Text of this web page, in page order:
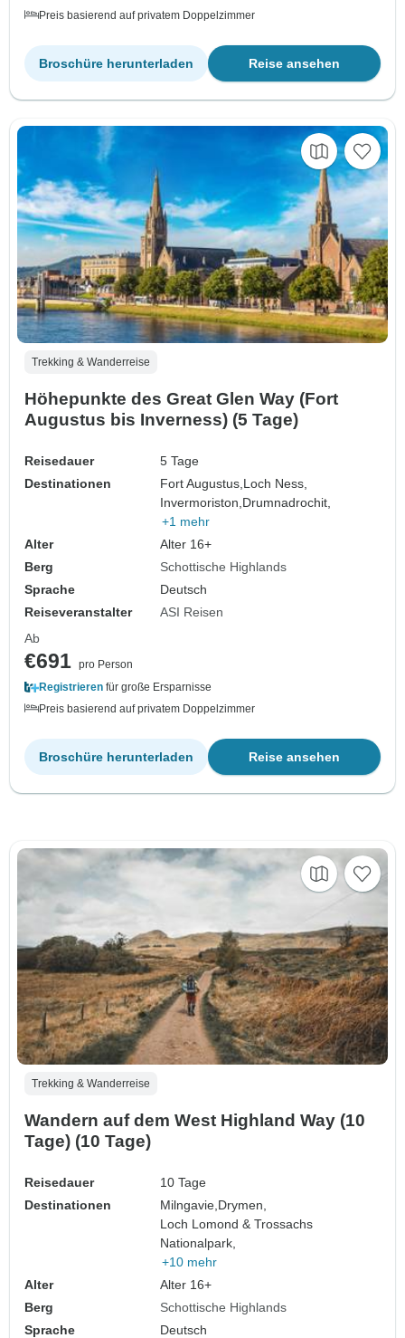
Preis basierend auf privatem Doppelzimmer
Reise ansehen
Broschüre herunterladen
Trekking & Wanderreise
Höhepunkte des Great Glen Way (Fort
Augustus bis Inverness) (5 Tage)
Reisedauer
5 Tage
Destinationen
Fort Augustus, Loch Ness,
Invermoriston, Drumnadrochit,
+1 mehr
Alter
Alter 16+
Berg
Schottische Highlands
Sprache
Deutsch
Reiseveranstalter
ASI Reisen
Ab
€691 pro Person
Registrieren für große Ersparnisse
Preis basierend auf privatem Doppelzimmer
Reise ansehen
Broschüre herunterladen
Trekking & Wanderreise
Wandern auf dem West Highland Way (10
Tage) (10 Tage)
Reisedauer
10 Tage
Destinationen
Milngavie, Drymen,
Loch Lomond & Trossachs
Nationalpark,
+10 mehr
Alter
Alter 16+
Berg
Schottische Highlands
Sprache
Deutsch